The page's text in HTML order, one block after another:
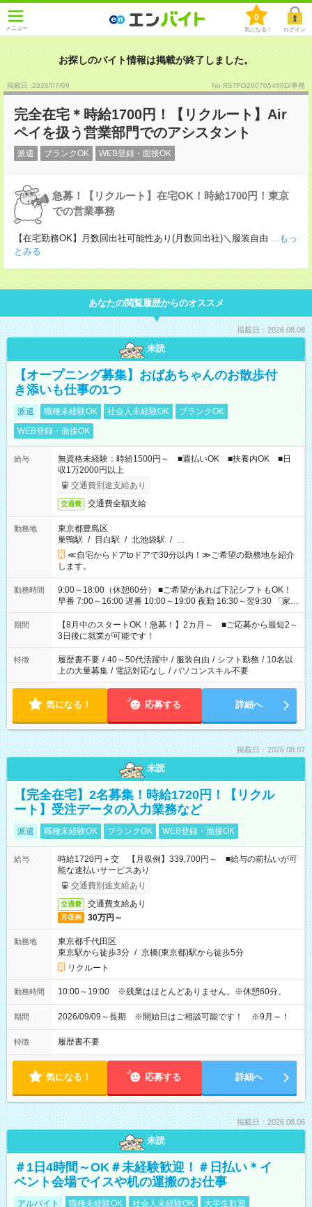
メニュー
0
気になる！ ログイン
お探しのバイト情報は掲載が終了しました。
掲載日 :2026/07/09 No.RSTFO260705460D/事務
完全在宅＊時給1700円！【リクルート】Air
ペイを扱う営業部門でのアシスタント
派遣 ブランクOK WEB登録・面接OK
急募！【リクルート】在宅OK！時給1700円！東京
での営業事務
【在宅勤務OK】月数回出社可能性あり(月数回出社)＼服装自由 ...もっ
とみる
あなたの閲覧履歴からのオススメ
掲載日：2026.08.08
未読
【オープニング募集】おばあちゃんのお散歩付
き添いも仕事の1つ
派遣 職種未経験OK 社会人未経験OK
ブランクOK
WEB登録・面接OK
給与
無資格未経験：時給1500円～ ■週払いOK ■扶養内OK ■日
収1万2000円以上
交通費別途支給あり
交通費 交通費全額支給
勤務地
東京都豊島区
巣鴨駅 / 目白駅 / 北池袋駅 / …
≪自宅からドアtoドアで30分以内！≫ご希望の勤務地を紹介
します。
勤務時間
9:00～18:00（休憩60分） ■ご希望があれば下記シフトもOK！
早番 7:00～16:00 遅番 10:00～19:00 夜勤 16:30～翌9:30 「家族
と休みを合わせたい」 「余裕を持って夕飯の準備がしたい」
「できれば残業はしたくない」 など、ご希望を教えてください
ね。 ※Wワーク希望の方へ 今ご覧のお仕事で希望する勤務時間
と、もう1つのお仕事の勤務時間。 合計で週40時間を超える場
合は応募できません。
期間
【8月中のスタートOK！急募！】2カ月～ ■ご応募から最短2～
3日後に就業が可能です！
特徴 履歴書不要 / 40～50代活躍中 / 服装自由 / シフト勤務 / 10名以
上の大量募集 / 電話対応なし / パソコンスキル不要
気になる！ 応募する 詳細へ
掲載日：2026.08.07
未読
【完全在宅】2名募集！時給1720円！【リクル
ート】受注データの入力業務など
派遣 職種未経験OK ブランクOK WEB登録・面接OK
給与
時給1720円＋交 【月収例】339,700円～ ■給与の前払いが可
能な速払いサービスあり
交通費別途支給あり
交通費 交通費支給あり
月収例 30万円～
勤務地
東京都千代田区
東京駅から徒歩3分 / 京橋(東京都)駅から徒歩5分
リクルート
勤務時間 10:00～19:00 ※残業はほとんどありません。※休憩60分。
期間 2026/09/09～長期 ※開始日はご相談可能です！ ※9月～！
特徴 履歴書不要
気になる！ 応募する 詳細へ
掲載日：2026.08.06
未読
＃1日4時間～OK＃未経験歓迎！＃日払い＊イ
ベント会場でイスや机の運搬のお仕事
アルバイト 職種未経験OK 社会人未経験OK
大学生歓迎